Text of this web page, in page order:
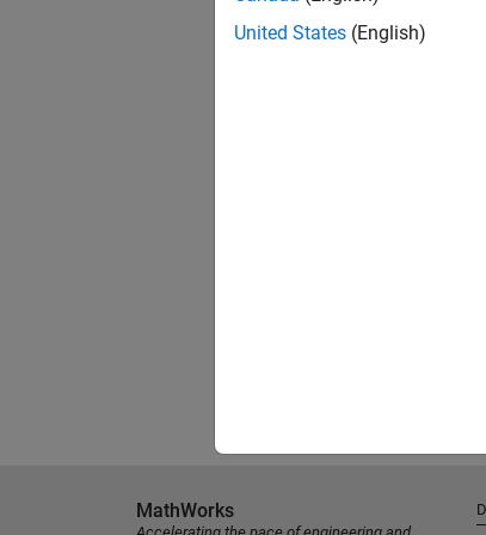
United States (English)
MathWorks